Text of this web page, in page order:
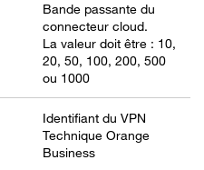
Bande passante du
connecteur cloud.
La valeur doit être : 10,
20, 50, 100, 200, 500
ou 1000
Identifiant du VPN
Technique Orange
Business